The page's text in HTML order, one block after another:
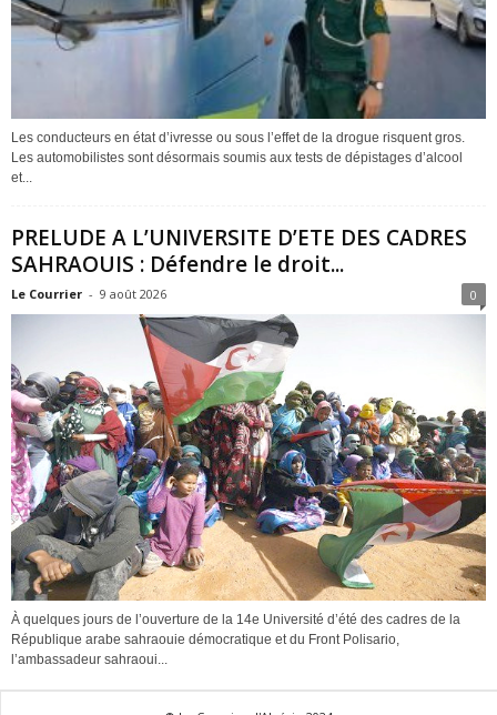
Les conducteurs en état d’ivresse ou sous l’effet de la drogue risquent gros.
Les automobilistes sont désormais soumis aux tests de dépistages d’alcool
et...
PRELUDE A L’UNIVERSITE D’ETE DES CADRES
SAHRAOUIS : Défendre le droit...
Le Courrier - 9 août 2026 0
À quelques jours de l’ouverture de la 14e Université d’été des cadres de la
République arabe sahraouie démocratique et du Front Polisario,
l’ambassadeur sahraoui...